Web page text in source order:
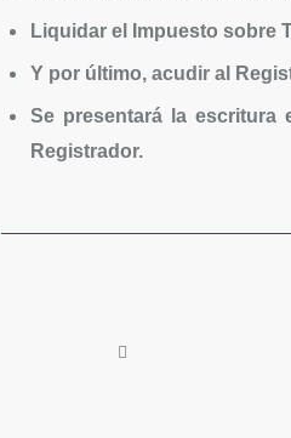
Liquidar el Impuesto sobre
Y por último, acudir al
Se presentará la escritura
Registrador.